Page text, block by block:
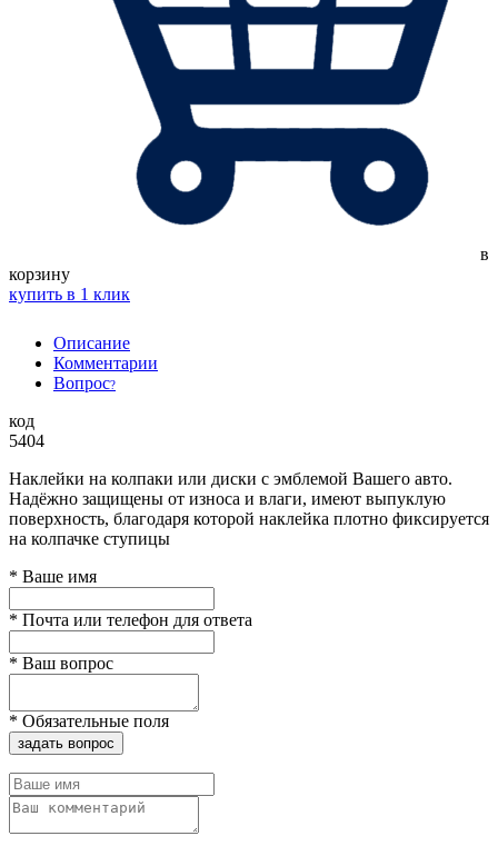
в
корзину
купить в 1 клик
Описание
Комментарии
Вопрос?
код
5404
Наклейки на колпаки или диски с эмблемой Вашего авто.
Надёжно защищены от износа и влаги, имеют выпуклую
поверхность, благодаря которой наклейка плотно фиксируется
на колпачке ступицы
* Ваше имя
* Почта или телефон для ответа
* Ваш вопрос
* Обязательные поля
задать вопрос